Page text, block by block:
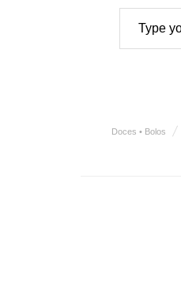
Type your email…
Doces • Bolos